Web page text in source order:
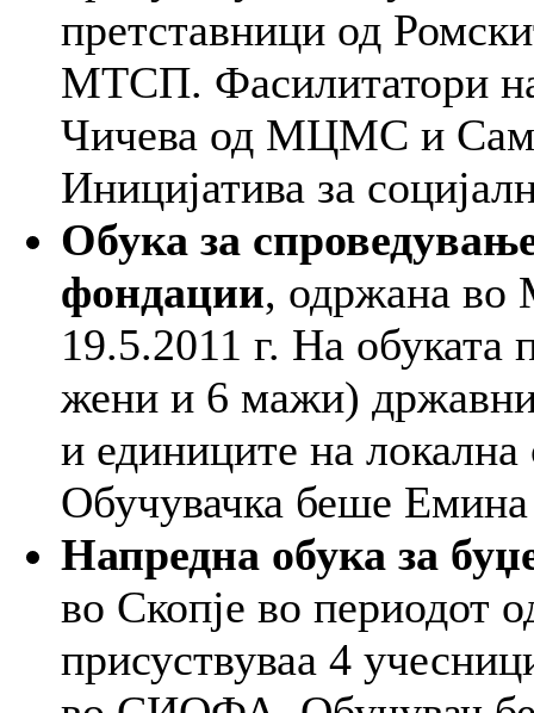
претставници од
МТСП. Фасилитатори
Чичева од МЦМС и
Иницијатива за
Обука за
фондации, одржана во
19.5.2011 г. На обуката
жени и 6 мажи)
и единиците на
Обучувачка беше
Напредна обука за
во Скопје во периодот
присуствуваа 4